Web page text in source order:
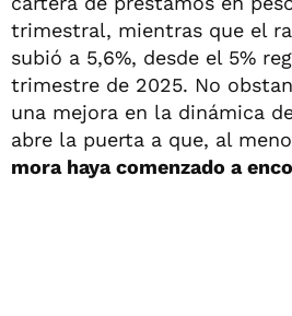
trimestral, mientras que el
subió a 5,6%, desde el 5%
trimestre de 2025. No
una mejora en la dinámica
abre la puerta a que, al
mora haya comenzado a